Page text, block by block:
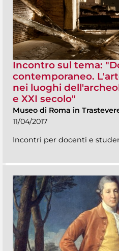
Incontro sul tema:
contemporaneo.
nei luoghi
e XXI secolo"
Museo di Roma in
11/04/2017
Incontri per docenti e